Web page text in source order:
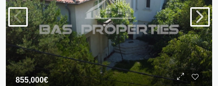
855,000€